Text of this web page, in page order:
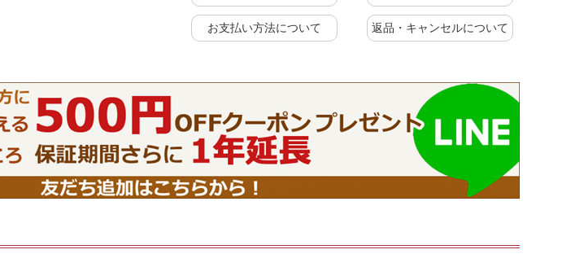
万が一の地震対策に
【Pittaly】耐震上置きラック
お支払い方法について 返品・キャンセルについて